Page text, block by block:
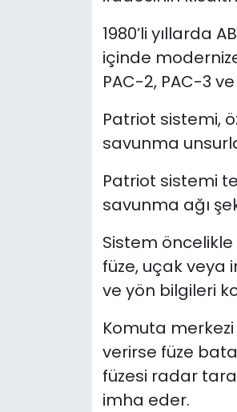
1980’li yıllarda
içinde
PAC-2, PAC-3
Patriot sistemi,
savunma
Patriot sistemi
savunma ağı
Sistem öncelikle
füze, uçak veya
ve yön bilgileri
Komuta
verirse füze
füzesi radar
imha eder.